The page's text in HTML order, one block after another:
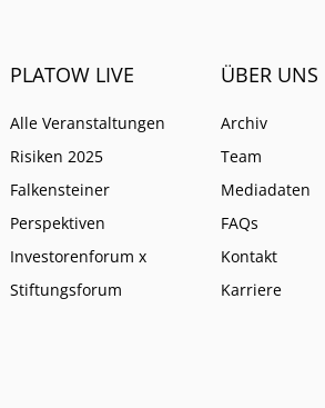
PLATOW LIVE
Alle Veranstaltungen
Risiken 2025
Falkensteiner
Perspektiven
Investorenforum x
Stiftungsforum
ÜBER UNS
Archiv
Team
Mediadaten
FAQs
Kontakt
Karriere